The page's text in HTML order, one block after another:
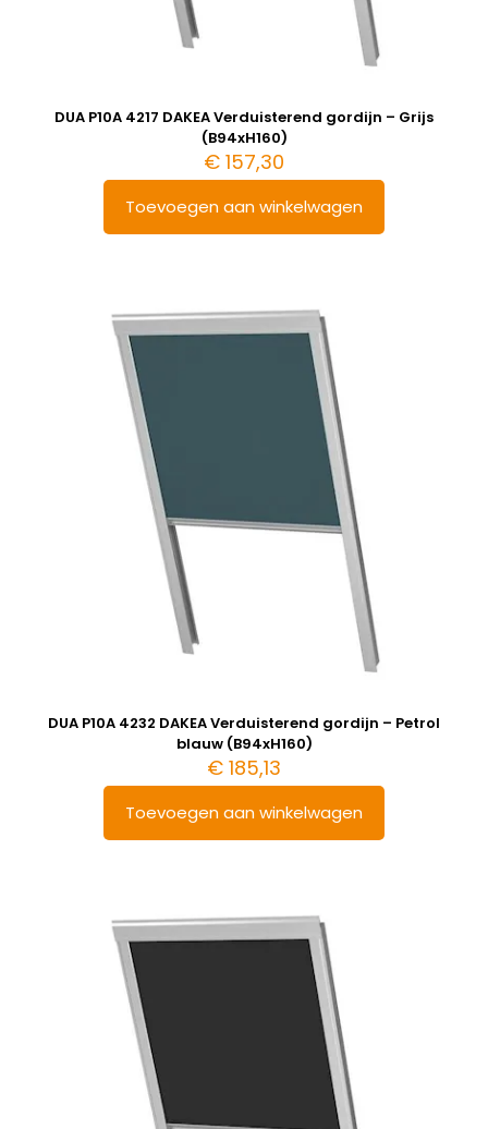
DUA P10A 4217 DAKEA Verduisterend gordijn – Grijs
(B94xH160)
€ 157,30
Toevoegen aan winkelwagen
DUA P10A 4232 DAKEA Verduisterend gordijn – Petrol
blauw (B94xH160)
€ 185,13
Toevoegen aan winkelwagen